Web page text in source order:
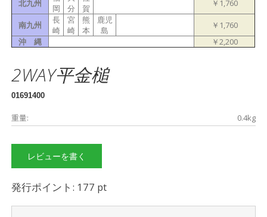
北九州
岡
分
賀
￥1,760
南九州
長
崎
宮
崎
熊
本
鹿児
島
￥1,760
沖 縄
￥2,200
2WAY平金槌
01691400
重量: 0.4kg
レビューを書く
発行ポイント: 177 pt